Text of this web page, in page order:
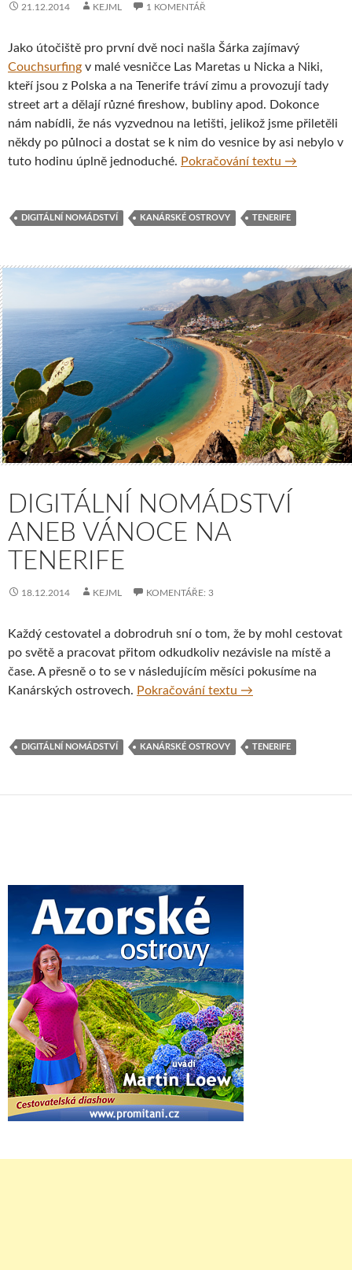
21.12.2014 KEJML 1 KOMENTÁŘ
Jako útočiště pro první dvě noci našla Šárka zajímavý
Couchsurfing v malé vesničce Las Maretas u Nicka a Niki,
kteří jsou z Polska a na Tenerife tráví zimu a provozují tady
street art a dělají různé fireshow, bubliny apod. Dokonce
nám nabídli, že nás vyzvednou na letišti, jelikož jsme přiletěli
někdy po půlnoci a dostat se k nim do vesnice by asi nebylo v
tuto hodinu úplně jednoduché. Pokračování textu Přílet na
→
DIGITÁLNÍ NOMÁDSTVÍ KANÁRSKÉ OSTROVY TENERIFE
DIGITÁLNÍ NOMÁDSTVÍ
ANEB VÁNOCE NA
TENERIFE
18.12.2014 KEJML KOMENTÁŘE: 3
Každý cestovatel a dobrodruh sní o tom, že by mohl cestovat
po světě a pracovat přitom odkudkoliv nezávisle na místě a
čase. A přesně o to se v následujícím měsíci pokusíme na
Kanárských ostrovech. Pokračování textu Digitální nomádství
→
DIGITÁLNÍ NOMÁDSTVÍ KANÁRSKÉ OSTROVY TENERIFE